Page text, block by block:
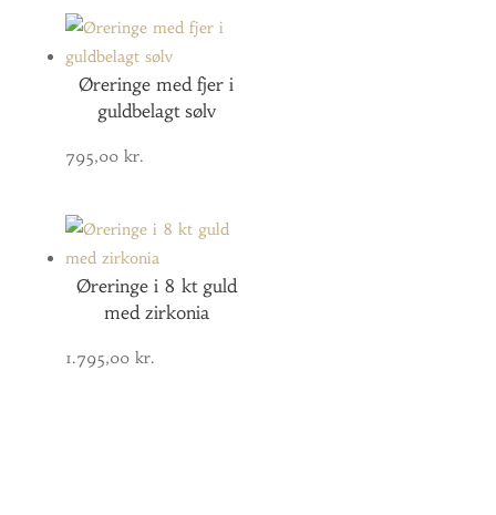
Øreringe med fjer i
guldbelagt sølv
795,00 kr.
Øreringe i 8 kt guld
med zirkonia
1.795,00 kr.